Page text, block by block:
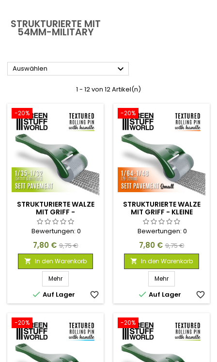
STRUKTURIERTE MIT
54MM-MILITARY
Auswählen 
1 - 12 von 12 Artikel(n)
-20%
STRUKTURIERTE WALZE
MIT GRIFF -
PFLASTERSTEINE
Bewertungen: 0
Preis
7,80 € Verkaufspreis
9,75 €
 In den Warenkorb
Mehr
 Auf Lager favorite_border
-20%
STRUKTURIERTE WALZE
MIT GRIFF - KLEINE
PFLASTERSTEINE
Bewertungen: 0
Preis
7,80 € Verkaufspreis
9,75 €
 In den Warenkorb
Mehr
 Auf Lager favorite_border
-20% -20%